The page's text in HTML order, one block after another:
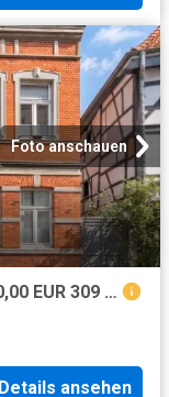
Foto anschauen
Haus zum Kaufen in Essen 1.350.000,00 EUR 309 m²
Details ansehen